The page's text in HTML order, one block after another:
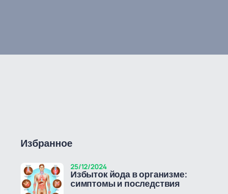
Избранное
Избыток йода в организме:
симптомы и последствия
25/12/2024